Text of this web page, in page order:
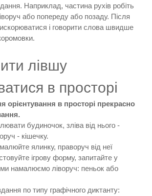
Наприклад, частина рухів робіть
або попереду або позаду. Після
і говорити слова швидше
лівшу
в просторі
орієнтування в просторі прекрасно
будиночок, зліва від нього -
- кішечку.
ялинку, праворуч від неї
ігрову форму, запитайте у
намалюємо ліворуч: пеньок або
по типу графічного диктанту: